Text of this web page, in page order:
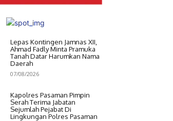
Lepas Kontingen Jamnas XII,
Ahmad Fadly Minta Pramuka
Tanah Datar Harumkan Nama
Daerah
07/08/2026
Kapolres Pasaman Pimpin
Serah Terima Jabatan
Sejumlah Pejabat Di
Lingkungan Polres Pasaman